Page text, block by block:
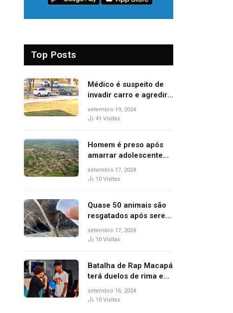
Top Posts
Médico é suspeito de
invadir carro e agredir
delegado aposentado
durante confusão no
setembro 19, 2024
41 Visitas
Homem é preso após
amarrar adolescente
suspeito de furto em
estaca de cerca e
setembro 17, 2024
10 Visitas
Quase 50 animais são
resgatados após serem
vítimas de incêndios
florestais no Tocantins
setembro 17, 2024
10 Visitas
Batalha de Rap Macapá
terá duelos de rima e
venda de comidas
típicas no Mercado
setembro 16, 2024
10 Visitas